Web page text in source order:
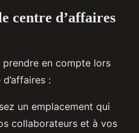
centre d’affaires
en compte lors
:
un emplacement qui
collaborateurs et à vos